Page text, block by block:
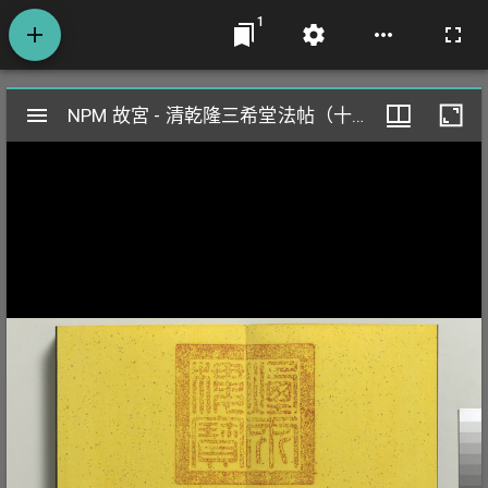
1
Mirador
閱